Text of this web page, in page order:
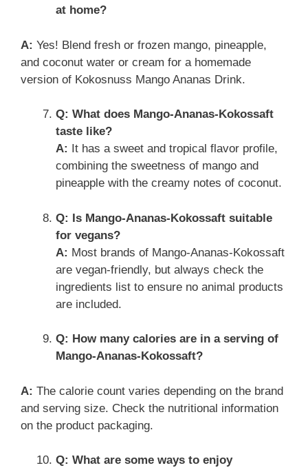
at home?
A: Yes! Blend fresh or frozen mango, pineapple,
and coconut water or cream for a homemade
version of Kokosnuss Mango Ananas Drink.
Q: What does Mango-Ananas-Kokossaft
taste like?
A: It has a sweet and tropical flavor profile,
combining the sweetness of mango and
pineapple with the creamy notes of coconut.
Q: Is Mango-Ananas-Kokossaft suitable
for vegans?
A: Most brands of Mango-Ananas-Kokossaft
are vegan-friendly, but always check the
ingredients list to ensure no animal products
are included.
Q: How many calories are in a serving of
Mango-Ananas-Kokossaft?
A: The calorie count varies depending on the brand
and serving size. Check the nutritional information
on the product packaging.
Q: What are some ways to enjoy